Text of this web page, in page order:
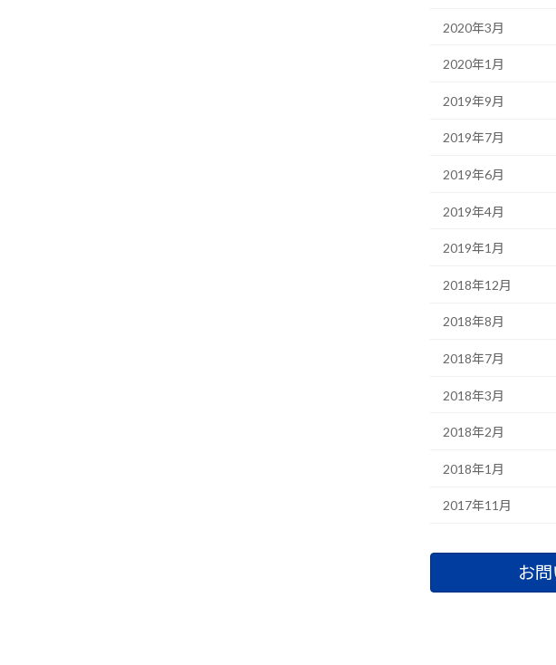
2020年3月
2020年1月
2019年9月
2019年7月
2019年6月
2019年4月
2019年1月
2018年12月
2018年8月
2018年7月
2018年3月
2018年2月
2018年1月
2017年11月
お